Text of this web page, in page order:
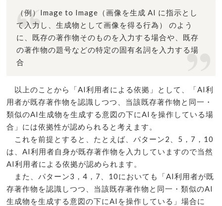
（例）Image to Image（画像を生成 AI に指示とし
て入力し、生成物として画像を得る行為） のよう
に、既存の著作物そのものを入力する場合や、既存
の著作物の題号などの特定の固有名詞を入力する場
合
以上のことから「AI利用者による依拠」として、「AI利
用者が既存著作物を認識しつつ、当該既存著作物と同一・
類似のAI生成物を生成する意図の下にAIを操作している場
合」には依拠性が認められると考えます。
これを前提とすると、たとえば、パターン2、5，7，10
は、AI利用者自身が既存著作物を入力していますので当然
AI利用者による依拠が認められます。
また、パターン3，4，7、10においても「AI利用者が既
存著作物を認識しつつ、当該既存著作物と同一・類似のAI
生成物を生成する意図の下にAIを操作している」場合に